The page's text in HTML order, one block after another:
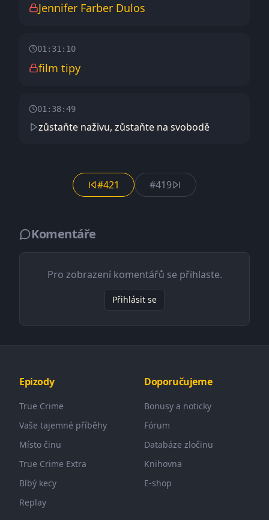
Jennifer Farber Dulos
01:31:10
film tipy
01:38:49
zůstaňte naživu, zůstaňte na svobodě
#421 #419
Komentáře
Pro zobrazení komentářů se přihlaste.
Přihlásit se
Epizody
True Crime
Vaše tajemné příběhy
Místo činu
True Crime Extra
Blbý kecy
Replay
Doporučujeme
Bonusy a noticky
Fórum
Databáze zločinu
Knihovna
E-shop